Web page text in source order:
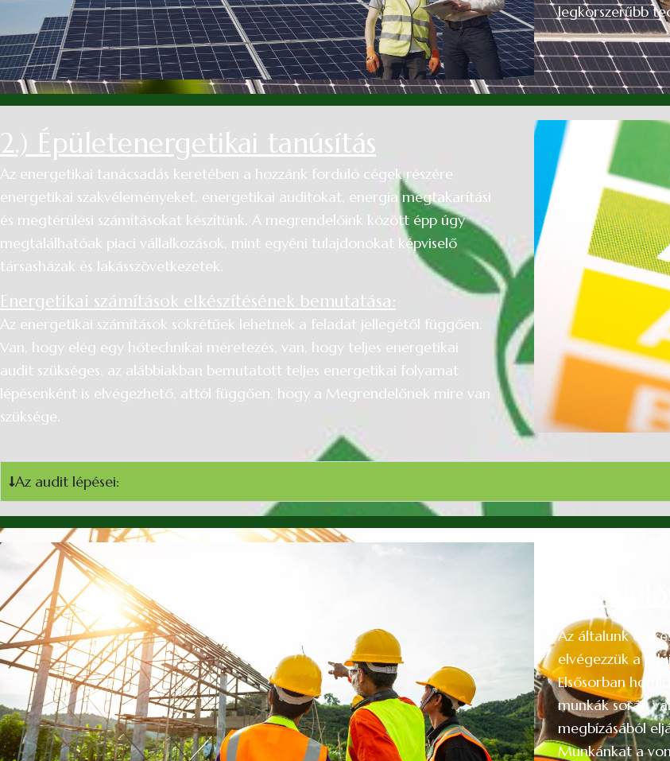
legkorszerűbb
2.) Épületenergetikai tanúsítás
Az energetikai tanácsadás keretében a hozzánk forduló cégek részére
energetikai szakvéleményeket, energetikai auditokat, energia megtakarítási
és megtérülési számításokat készítünk. A megrendelőink között épp úgy
megtalálhatóak piaci vállalkozások, mint egyéni tulajdonokat képviselő
társasházak és lakásszövetkezetek.
Energetikai számítások elkészítésének bemutatása:
Az energetikai számítások sokrétűek lehetnek a feladat jellegétől függően.
Van, hogy elég egy hőtechnikai méretezés, van, hogy teljes energetikai
audit szükséges. az alábbiakban bemutatott teljes energetikai folyamat
lépésenként is elvégezhető, attól függően, hogy a Megrendelőnek mire van
szüksége.
Az audit lépései:
3.)
Az általunk
elvégezzük a
Elsősorban
munkák során
megbízásából
Munkánkat a